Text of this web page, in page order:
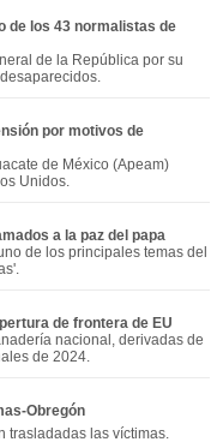
de los 43 normalistas de
de la República por su
por motivos de
de México (Apeam)
Unidos.
a la paz del papa
de los principales temas del
de frontera de EU
nacional, derivadas de
de 2024.
Obregón
trasladadas las víctimas.